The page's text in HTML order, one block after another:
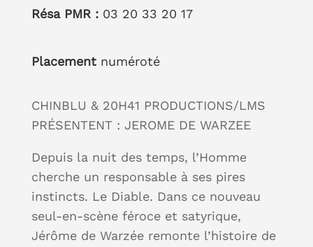
Résa PMR : 03 20 33 20 17
Placement numéroté
CHINBLU & 20H41 PRODUCTIONS/LMS
PRÉSENTENT : JEROME DE WARZEE
Depuis la nuit des temps, l’Homme
cherche un responsable à ses pires
instincts. Le Diable. Dans ce nouveau
seul-en-scène féroce et satyrique,
Jérôme de Warzée remonte l’histoire de